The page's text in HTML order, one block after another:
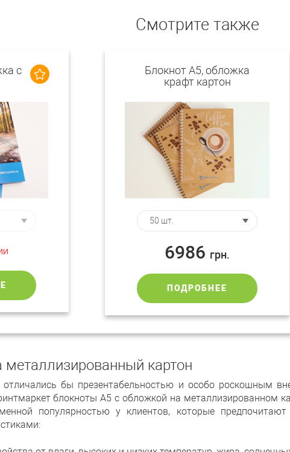
Смотрите также
с
Блокнот А5, обложка
крафт картон
6986 грн.
ПОДРОБНЕЕ
картон
бы презентабельностью и особо роскошным
блокноты А5 с обложкой на металлизированном
популярностью у клиентов, которые